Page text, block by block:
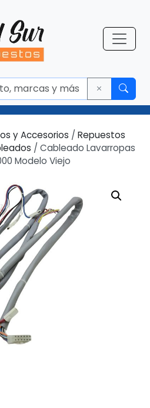
y Accesorios / Repuestos
/ Cableado Lavarropas
Modelo Viejo